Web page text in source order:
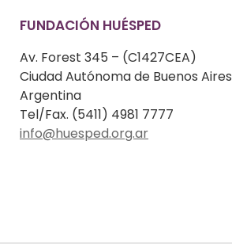
FUNDACIÓN HUÉSPED
Av. Forest 345 – (C1427CEA)
Ciudad Autónoma de Buenos Aires
Argentina
Tel/Fax. (5411) 4981 7777
info@huesped.org.ar